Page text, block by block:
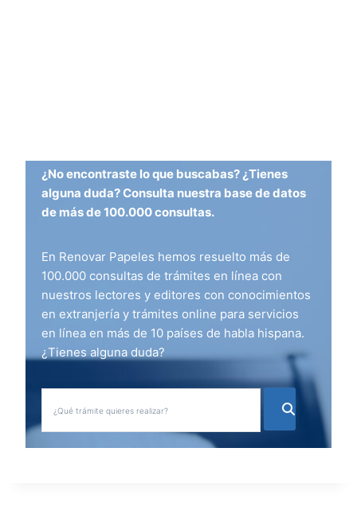
¿No encontraste lo que buscabas? ¿Tienes
alguna duda? Consulta nuestra base de datos
de más de 100.000 consultas.
En Renovar Papeles hemos resuelto más de
100.000 consultas de trámites en línea con
nuestros lectores y editores con conocimientos
en extranjería y trámites online para servicios
en línea en más de 10 países de habla hispana.
¿Tienes alguna duda?